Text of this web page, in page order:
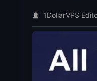
1DollarVPS